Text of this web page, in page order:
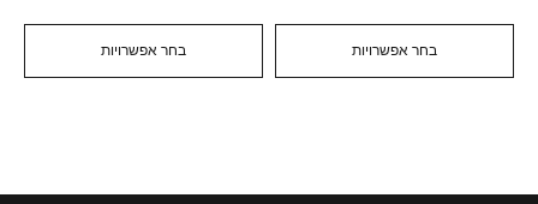
בחר אפשרויות בחר אפשרויות